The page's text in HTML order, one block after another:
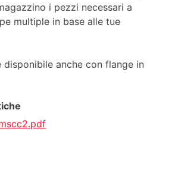
i pezzi necessari a
multiple in base alle tue
disponibile anche con flange in